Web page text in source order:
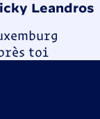
Leandros
toi